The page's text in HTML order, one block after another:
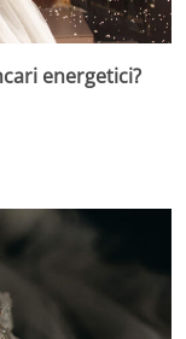
energetici?